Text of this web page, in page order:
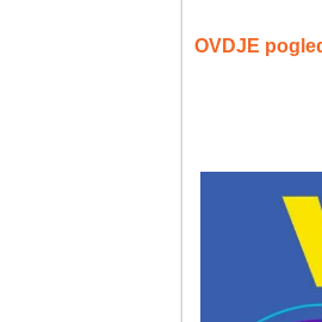
OVDJE